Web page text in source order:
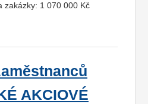
zakázky: 1 070 000 Kč
AKCIOVÉ